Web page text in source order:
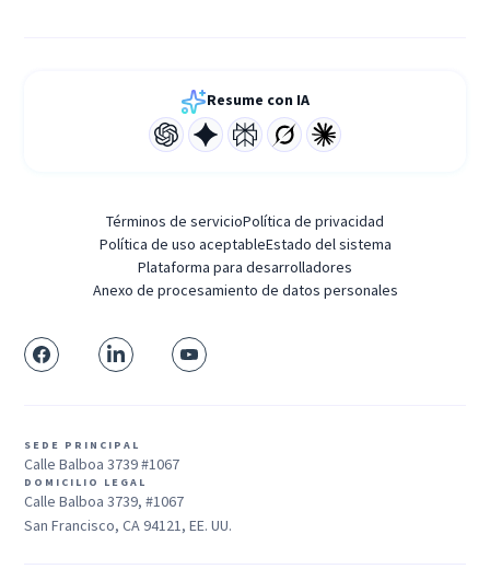
Resume con IA
Términos de servicioPolítica de privacidad
Política de uso aceptableEstado del sistema
Plataforma para desarrolladores
Anexo de procesamiento de datos personales
SEDE PRINCIPAL
Calle Balboa 3739 #1067
DOMICILIO LEGAL
Calle Balboa 3739, #1067
San Francisco, CA 94121, EE. UU.